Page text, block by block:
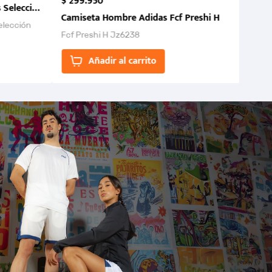
Colombia FCF 2026.
Camiseta Hombre Adidas Fcf Preshi H
Fcf Preshi H Jz6238
Añadir al carrito